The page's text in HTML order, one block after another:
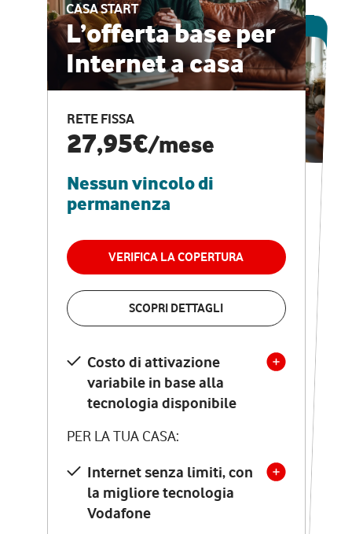
CASA START
L’offerta base per
Internet a casa
RETE FISSA
27,95€/mese
Nessun vincolo di
permanenza
VERIFICA LA COPERTURA
SCOPRI DETTAGLI
Costo di attivazione
variabile in base alla
tecnologia disponibile
PER LA TUA CASA:
Internet senza limiti, con
la migliore tecnologia
Vodafone
ESCLUSIVA ONLINE
CASA PRO
Internet veloce e
vantaggi speciali
RETE FISSA + VODAFONE CLUB
29,95€
permanenza
VERIFICA LA COPERTURA
Costo di attivazione
variabile in base alla
tecnologia disponibile
PER LA TUA CASA:
Internet senza limiti, con
la migliore tecnologia
Vodafone
Modem Seven con Wi-Fi 7